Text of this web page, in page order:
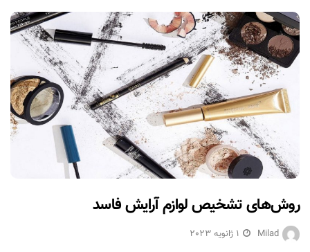
روش‌های تشخیص لوازم آرایش فاسد
Milad 1 ژانویه 2023